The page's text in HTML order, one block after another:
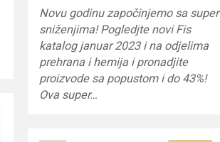
Novu godinu započinjemo sa super
sniženjima! Pogledjte novi Fis
katalog januar 2023 i na odjelima
prehrana i hemija i pronadjite
proizvode sa popustom i do 43%!
Ova super…